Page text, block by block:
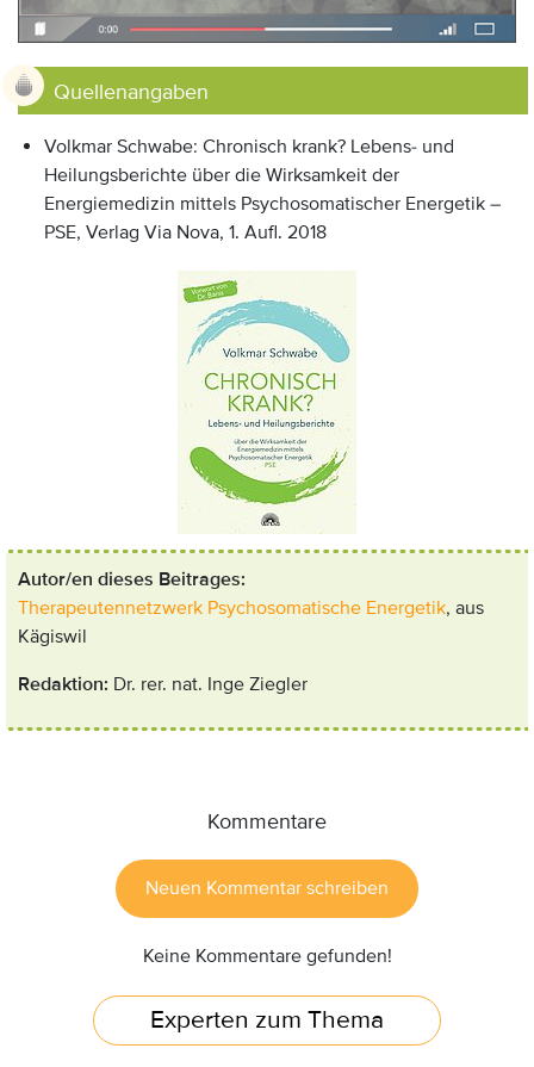
Quellenangaben
Volkmar Schwabe: Chronisch krank? Lebens- und
Heilungsberichte über die Wirksamkeit der
Energiemedizin mittels Psychosomatischer Energetik –
PSE, Verlag Via Nova, 1. Aufl. 2018
Autor/en dieses Beitrages:
Therapeutennetzwerk Psychosomatische Energetik, aus
Kägiswil
Redaktion: Dr. rer. nat. Inge Ziegler
Kommentare
Neuen Kommentar schreiben
Keine Kommentare gefunden!
Experten zum Thema